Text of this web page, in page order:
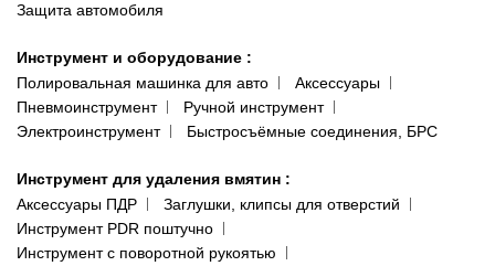
Защита автомобиля
Инструмент и оборудование :
Полировальная машинка для авто
Аксессуары
Пневмоинструмент
Ручной инструмент
Электроинструмент
Быстросъёмные соединения, БРС
Инструмент для удаления вмятин :
Аксессуары ПДР
Заглушки, клипсы для отверстий
Инструмент PDR поштучно
Инструмент с поворотной рукоятью